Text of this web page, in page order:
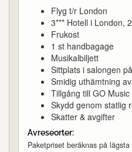
Flyg t/r London
3*** Hotell i London,
Frukost
1 st handbagage
Musikalbiljett
Sittplats i salongen
Smidig uthämtning
Tillgång till GO
Skydd genom statlig
Skatter & avgifter
Avreseorter:
Paketpriset beräknas på